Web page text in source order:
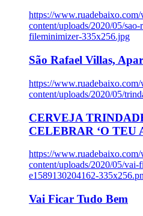
https://
content/uploads/2020/05/
fileminimizer-335x256.jpg
São Rafael Villas,
https://
content/uploads/2020/05/
CERVEJA
CELEBRAR ‘O TEU
https://
content/uploads/2020/05/vai-
e1589130204162-
Vai Ficar Tudo Bem